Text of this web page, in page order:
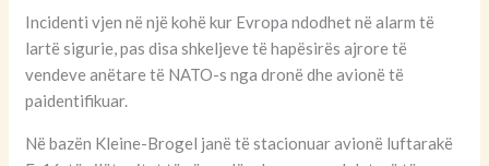
Incidenti vjen në një kohë kur Evropa ndodhet në alarm të
lartë sigurie, pas disa shkeljeve të hapësirës ajrore të
vendeve anëtare të NATO-s nga dronë dhe avionë të
paidentifikuar.
Në bazën Kleine-Brogel janë të stacionuar avionë luftarakë